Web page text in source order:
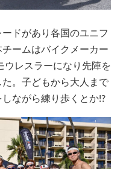
ドがあり各国のユニフ
ームはバイクメーカー
ウレスラーになり先陣を
。子どもから大人まで
ながら練り歩くとか!?